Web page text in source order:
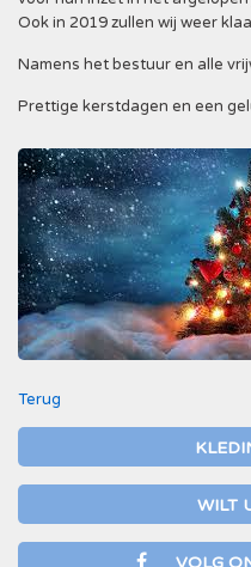
Ook in 2019 zullen wij weer
Namens het bestuur en alle
Prettige kerstdagen en een
Terug
WILT
VOLG